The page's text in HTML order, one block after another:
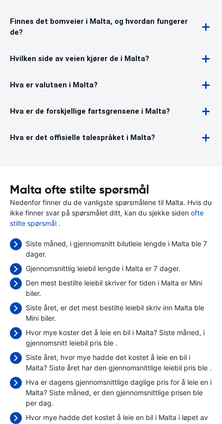
Finnes det bomveier i Malta, og hvordan fungerer
de?
Hvilken side av veien kjører de i Malta?
Hva er valutaen i Malta?
Hva er de forskjellige fartsgrensene i Malta?
Hva er det offisielle talespråket i Malta?
Malta ofte stilte spørsmål
Nedenfor finner du de vanligste spørsmålene til Malta. Hvis du
ikke finner svar på spørsmålet ditt, kan du sjekke siden ofte
stilte spørsmål .
Siste måned, i gjennomsnitt bilutleie lengde i Malta ble 7
dager.
Gjennomsnittlig leiebil lengde i Malta er 7 dager.
Den mest bestilte leiebil skriver for tiden i Malta er Mini
biler.
Siste året, er det mest bestilte leiebil skriv inn Malta ble
Mini biler.
Hvor mye koster det å leie en bil i Malta? Siste måned, i
gjennomsnitt leiebil pris ble .
Siste året, hvor mye hadde det kostet å leie en bil i
Malta? Siste året har den gjennomsnittlige leiebil pris ble .
Hva er dagens gjennomsnittlige daglige pris for å leie en i
Malta? Siste måned, er den gjennomsnittlige prisen ble
per dag.
Hvor mye hadde det kostet å leie en bil i Malta i løpet av